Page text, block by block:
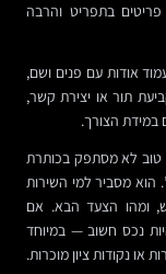
בתפריט והרבה
אודות עם פנים ושם,
תור או יצירת קשר,
במידת הצורך.
טוב לא מסתפק בכותרת
הוא מסביר למי השירות
ומהו הצעד הבא. אם
נכס חשוב — במיוחד
או נקודות ציון מוכרות.